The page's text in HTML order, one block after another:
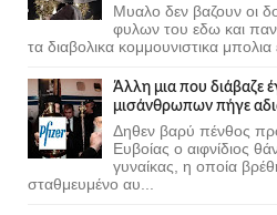
Μυαλο δεν βαζουν οι
φυλων του εδω και
τα διαβολικα κομμουνιστικα μπολια
Άλλη μια που διάβαζε
μισάνθρωπων πήγε
Δηθεν βαρύ πένθος
Ευβοίας ο αιφνίδιος
γυναίκας, η οποία
σταθμευμένο αυ...